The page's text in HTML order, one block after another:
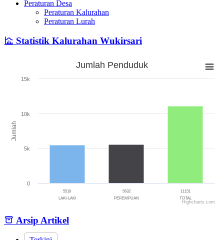
Peraturan Desa
Peraturan Kalurahan
Peraturan Lurah
Statistik Kalurahan Wukirsari
The chart has 1 Y axis displaying Jumlah. Range: 0 to 15000.
Jumlah
Jumlah Penduduk
5519
LAKI-LAKI
5632
PEREMPUAN
11151
TOTAL
0
5k
10k
15k
Highcharts.com
Arsip Artikel